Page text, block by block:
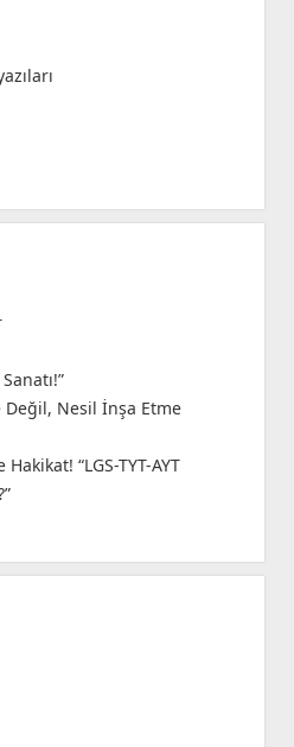
Değil, Nesil İnşa Etme
“LGS-TYT-AYT